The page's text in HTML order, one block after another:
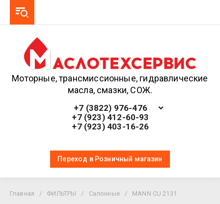
Моторные, трансмиссионные, гидравлические
масла, смазки, СОЖ.
+7 (3822) 976-476
+7 (923) 412-60-93
+7 (923) 403-16-26
Переход в Розничный магазин
Главная / ФИЛЬТРЫ / Салонные / MANN CU 2131